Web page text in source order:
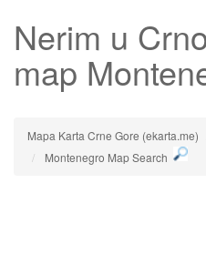
Nerim u
map
Mapa Karta Crne Gore (ekarta.me)
Montenegro Map Search